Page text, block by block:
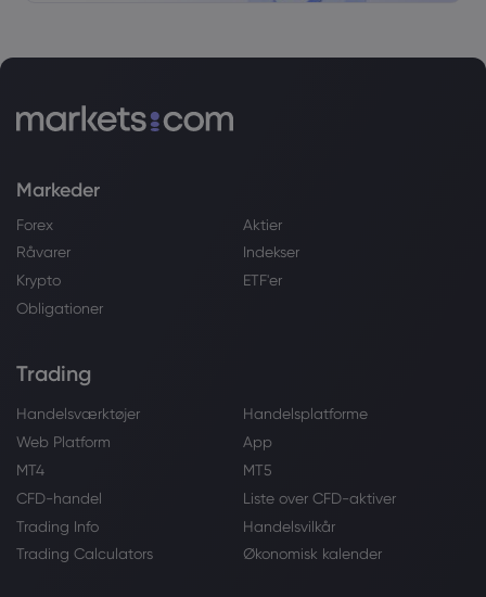
Markeder
Forex
Aktier
Råvarer
Indekser
Krypto
ETF'er
Obligationer
Trading
Handelsværktøjer
Handelsplatforme
Web Platform
App
MT4
MT5
CFD-handel
Liste over CFD-aktiver
Trading Info
Handelsvilkår
Trading Calculators
Økonomisk kalender